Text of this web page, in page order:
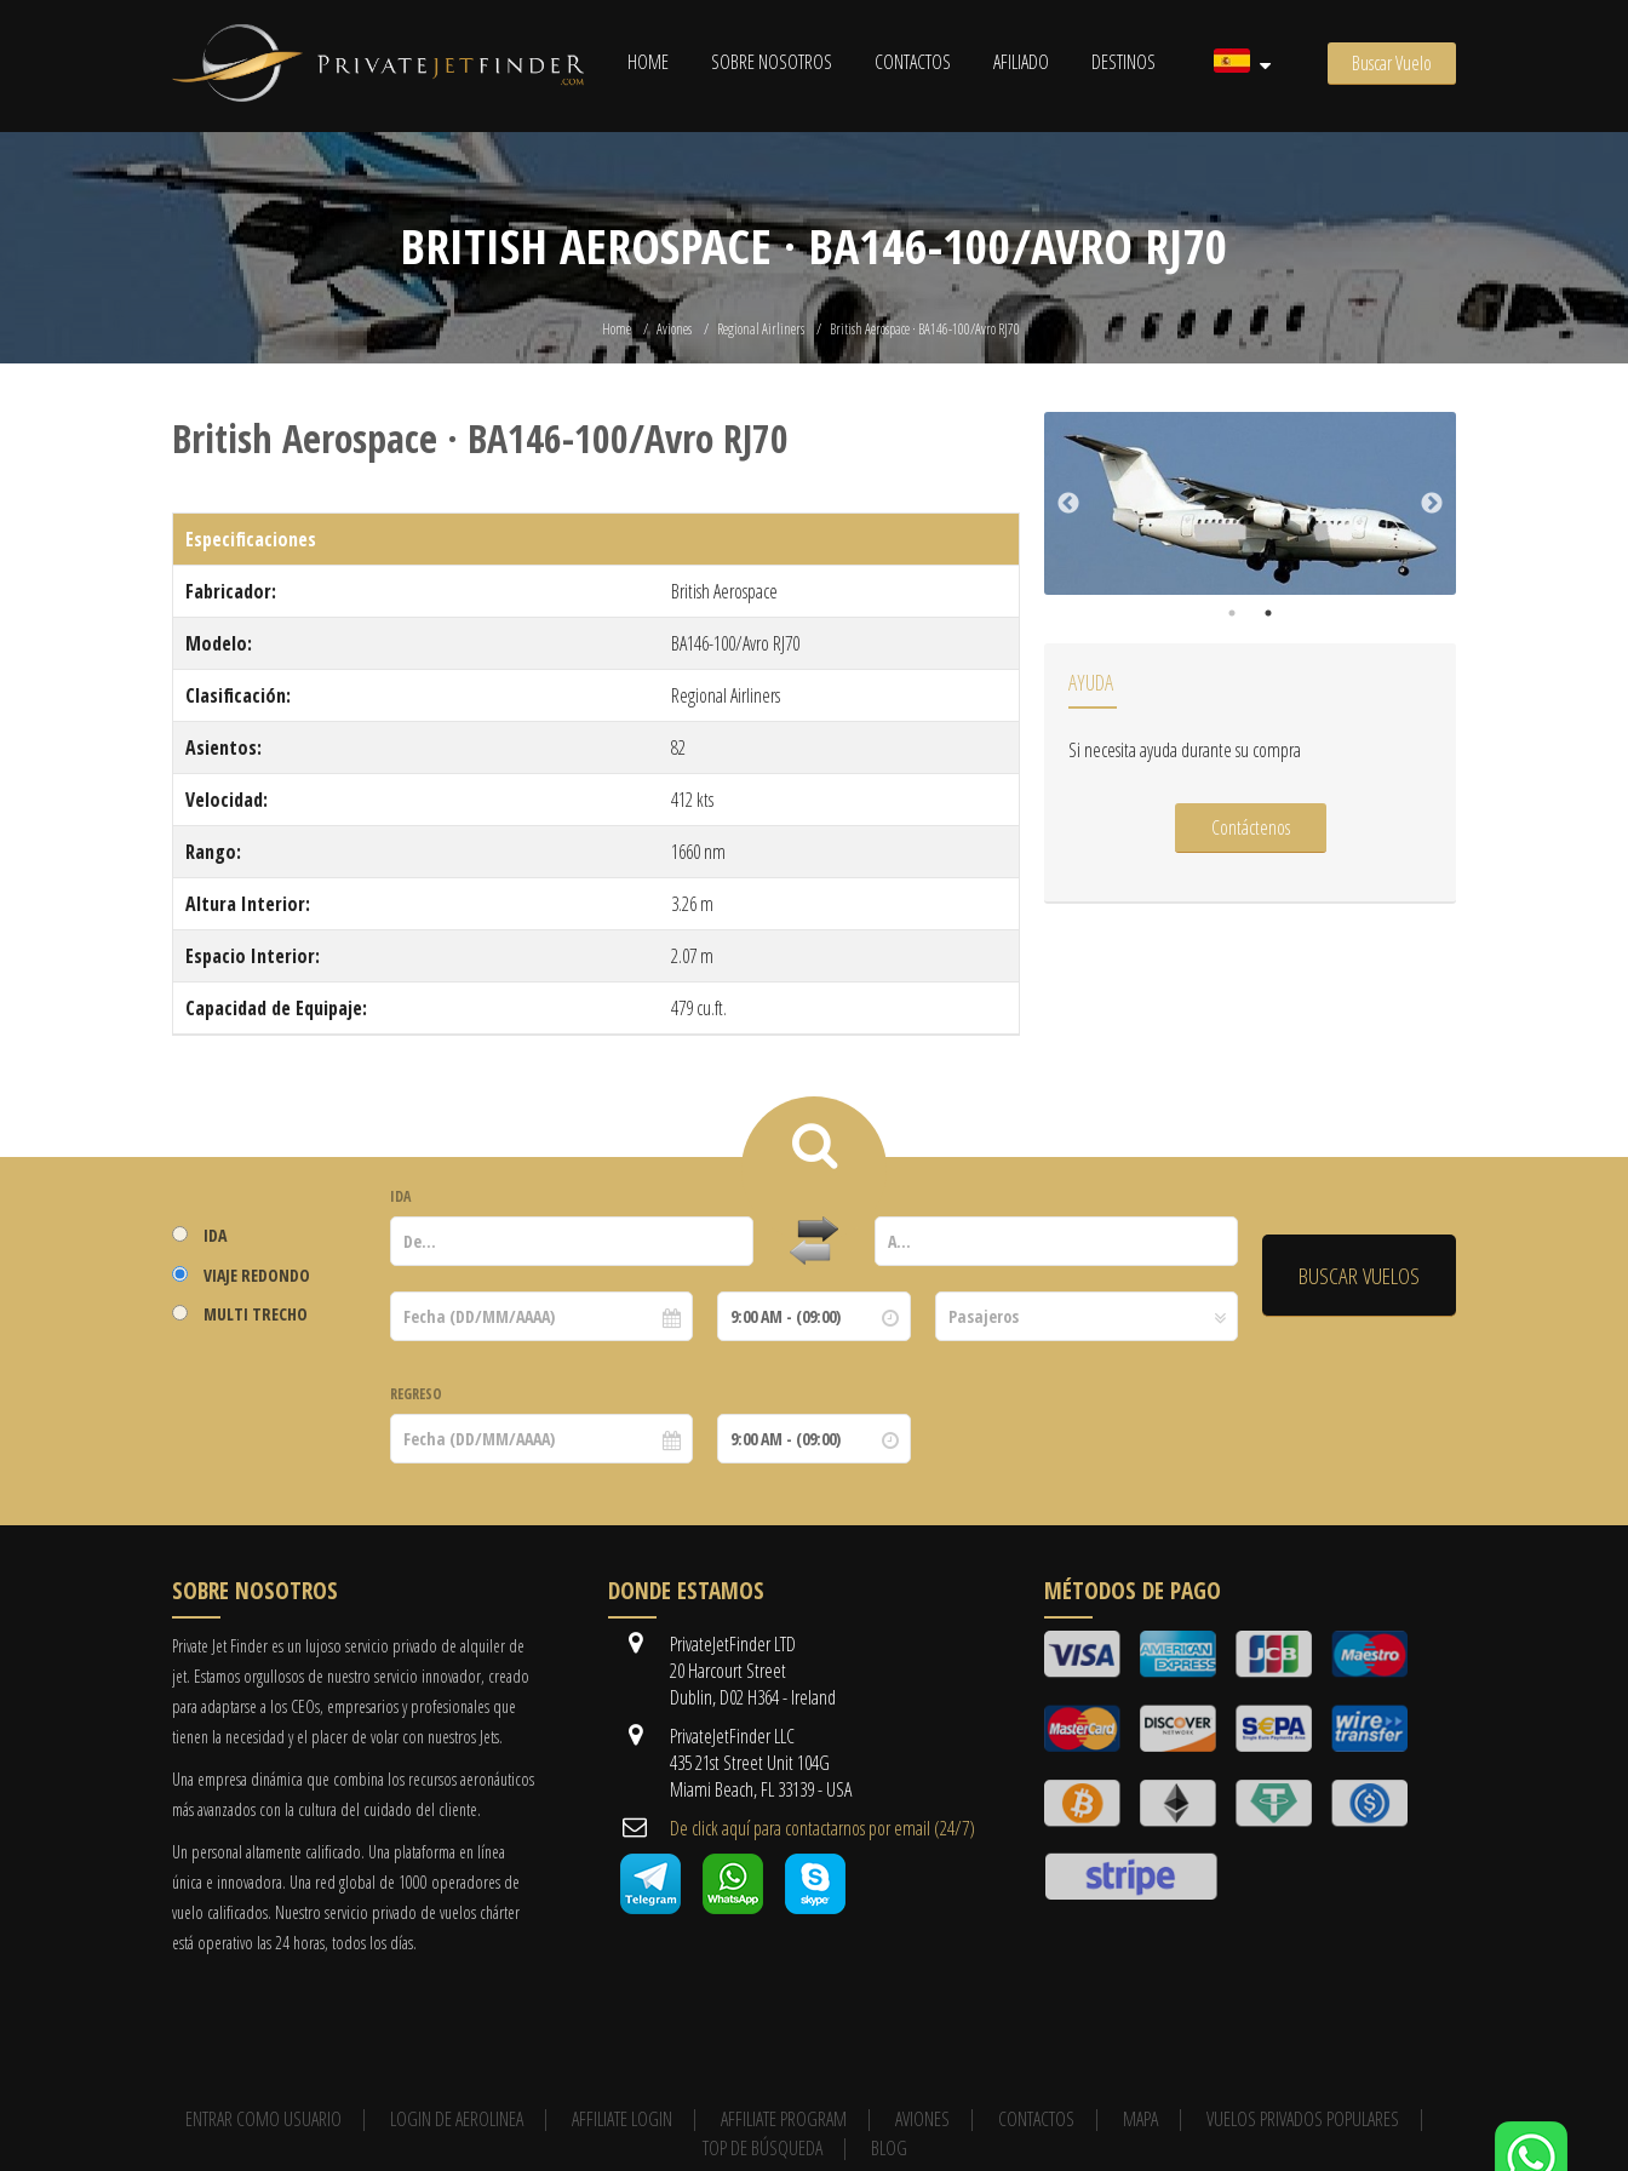
HOME SOBRE NOSOTROS CONTACTOS AFILIADO DESTINOS Buscar Vuelo
BRITISH AEROSPACE · BA146-100/AVRO RJ70
Home Aviones Regional Airliners British Aerospace · BA146-100/Avro RJ70
British Aerospace · BA146-100/Avro RJ70
Especificaciones
Fabricador:
British Aerospace
Modelo:
BA146-100/Avro RJ70
Clasificación:
Regional Airliners
Asientos:
82
Velocidad:
412 kts
Rango:
1660 nm
Altura Interior:
3.26 m
Espacio Interior:
2.07 m
Capacidad de Equipaje:
479 cu.ft.
AYUDA
Si necesita ayuda durante su compra
Contáctenos
IDA
VIAJE REDONDO
MULTI TRECHO
IDA
REGRESO
SOBRE NOSOTROS
Private Jet Finder es un lujoso servicio privado de alquiler de
jet. Estamos orgullosos de nuestro servicio innovador, creado
para adaptarse a los CEOs, empresarios y profesionales que
tienen la necesidad y el placer de volar con nuestros Jets.
Una empresa dinámica que combina los recursos aeronáuticos
más avanzados con la cultura del cuidado del cliente.
Un personal altamente calificado. Una plataforma en línea
única e innovadora. Una red global de 1000 operadores de
vuelo calificados. Nuestro servicio privado de vuelos chárter
está operativo las 24 horas, todos los días.
DONDE ESTAMOS
PrivateJetFinder LTD
20 Harcourt Street
Dublin, D02 H364 - Ireland
PrivateJetFinder LLC
435 21st Street Unit 104G
Miami Beach, FL 33139 - USA
De click aquí para contactarnos por email ​(24/7)
MÉTODOS DE PAGO
ENTRAR COMO USUARIO LOGIN DE AEROLINEA AFFILIATE LOGIN AFFILIATE PROGRAM AVIONES CONTACTOS MAPA
VUELOS PRIVADOS POPULARES
TOP DE BÚSQUEDA
BLOG